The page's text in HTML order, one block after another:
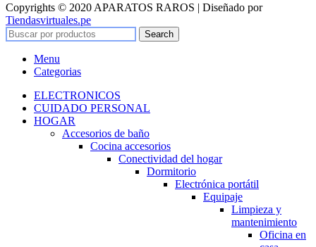
Copyrights © 2020 APARATOS RAROS | Diseñado por
Tiendasvirtuales.pe
Search
Menu
Categorias
ELECTRONICOS
CUIDADO PERSONAL
HOGAR
Accesorios de baño
Cocina accesorios
Conectividad del hogar
Dormitorio
Electrónica portátil
Equipaje
Limpieza y
mantenimiento
Oficina en